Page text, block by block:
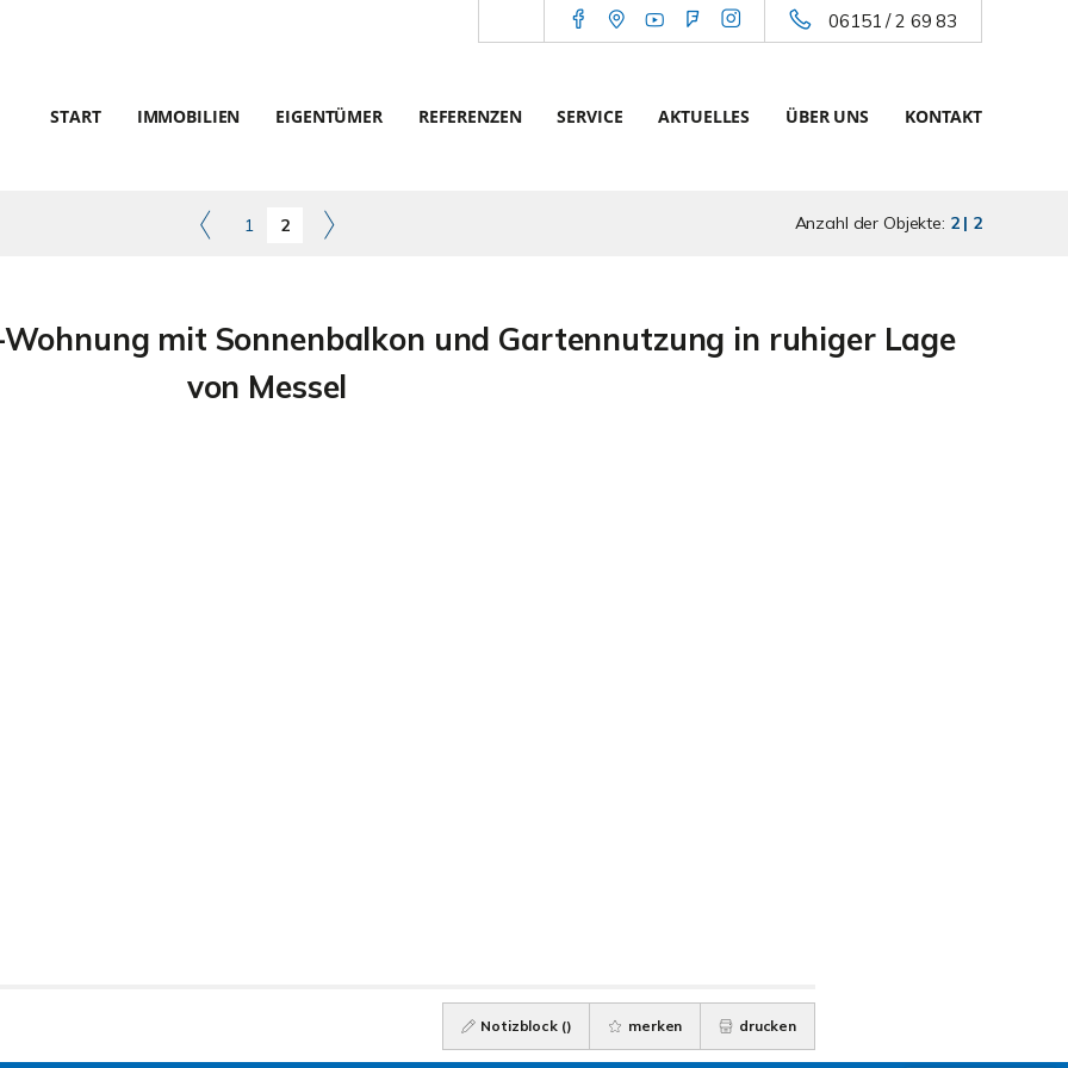
06151 / 2 69 83
START IMMOBILIEN EIGENTÜMER REFERENZEN SERVICE AKTUELLES ÜBER UNS KONTAKT
1 2 Anzahl der Objekte: 2 | 2
mit Sonnenbalkon und Gartennutzung in ruhiger Lage
von Messel
Notizblock () merken drucken